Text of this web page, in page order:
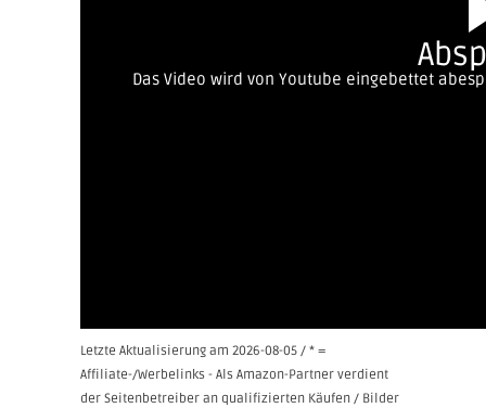
Das Video wird von Youtube eingebettet
Letzte Aktualisierung am 2026-08-05 / * =
Affiliate-/Werbelinks - Als Amazon-Partner verdient
der Seitenbetreiber an qualifizierten Käufen / Bilder